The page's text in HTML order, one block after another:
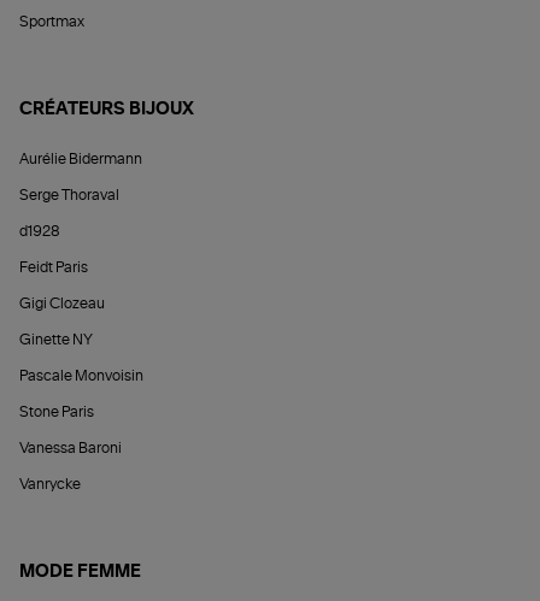
Sportmax
CRÉATEURS BIJOUX
Aurélie Bidermann
Serge Thoraval
d1928
Feidt Paris
Gigi Clozeau
Ginette NY
Pascale Monvoisin
Stone Paris
Vanessa Baroni
Vanrycke
MODE FEMME